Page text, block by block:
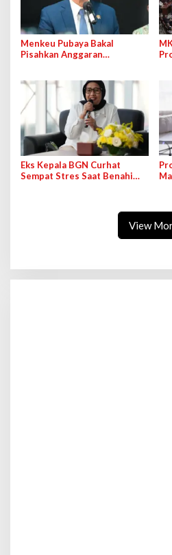
Menkeu Pubaya Bakal
Pisahkan Anggaran
Eks Kepala BGN Curhat
Sempat Stres Saat Benahi
View